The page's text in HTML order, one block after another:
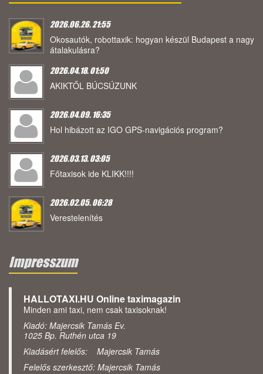
2026.06.26. 21:55
Okosautók, robottaxik: hogyan készül Budapest a nagy
átalakulásra?
2026.04.18. 01:50
AKIKTŐL BÚCSÚZUNK
2026.04.09. 16:35
Hol hibázott az IGO GPS-navigációs program?
2026.03.13. 03:05
Főtaxisok ide KLIKK!!!!
2026.02.05. 06:28
Verestelenítés
Impresszum
HALLOTAXI.HU Online taximagazin
Minden ami taxi, nem csak taxisoknak!
Kiadó: Majercsik Tamás Ev.
1025 Bp. Ruthén utca 19
Kiadásért felelős: Majercsik Tamás
Felelős szerkesztő: Majercsik Tamás